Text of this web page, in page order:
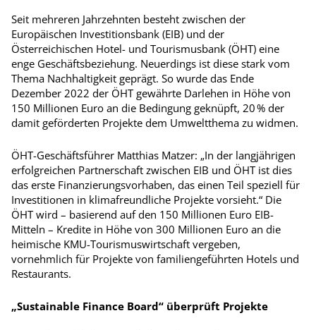
Seit mehreren Jahrzehnten besteht zwischen der
Europäischen Investitionsbank (EIB) und der
Österreichischen Hotel- und Tourismusbank (ÖHT) eine
enge Geschäftsbeziehung. Neuerdings ist diese stark vom
Thema Nachhaltigkeit geprägt. So wurde das Ende
Dezember 2022 der ÖHT gewährte Darlehen in Höhe von
150 Millionen Euro an die Bedingung geknüpft, 20 % der
damit geförderten Projekte dem Umweltthema zu widmen.
ÖHT-Geschäftsführer Matthias Matzer: „In der langjährigen
er­folg­reichen Partnerschaft zwischen EIB und ÖHT ist dies
das erste Finanzierungsvorhaben, das einen Teil speziell für
Investitionen in klimafreundliche Projekte vorsieht.“ Die
ÖHT wird – basierend auf den 150 Millionen Euro EIB-
Mitteln – Kredite in Höhe von 300 Millionen Euro an die
heimische KMU-Tourismuswirtschaft vergeben,
vornehmlich für Projekte von familiengeführten Hotels und
Restaurants.
„Sustainable Finance Board“ überprüft Projekte